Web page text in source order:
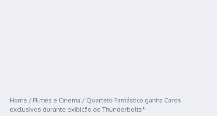
Home / Filmes e Cinema / Quarteto Fantástico ganha Cards
exclusivos durante exibição de Thunderbolts*